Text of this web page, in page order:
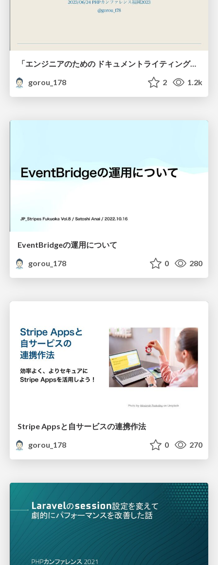
「エンジニアのための ドキュメントライティング」書籍のすすめ / phpconfuk 2023
gorou_178
2 1.2k
EventBridgeの運用について
gorou_178
0 280
Stripe Appsと自サービスの連携作法
gorou_178
0 270